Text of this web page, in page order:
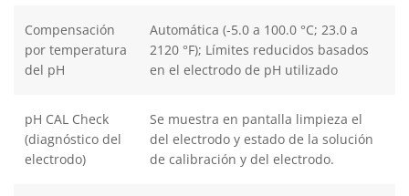
Compensación
por temperatura
del pH
Automática (-5.0 a 100.0 °C; 23.0 a
2120 °F); Límites reducidos basados
en el electrodo de pH utilizado
pH CAL Check
(diagnóstico del
electrodo)
Se muestra en pantalla limpieza el
del electrodo y estado de la solución
de calibración y del electrodo.